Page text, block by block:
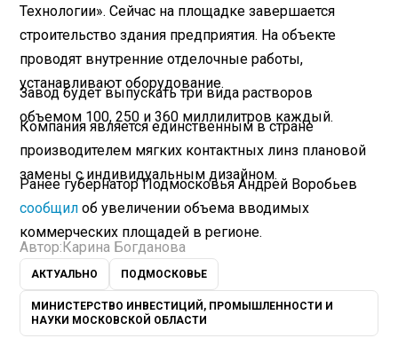
Технологии». Сейчас на площадке завершается
строительство здания предприятия. На объекте
проводят внутренние отделочные работы,
устанавливают оборудование.
Завод будет выпускать три вида растворов
объемом 100, 250 и 360 миллилитров каждый.
Компания является единственным в стране
производителем мягких контактных линз плановой
замены с индивидуальным дизайном.
Ранее губернатор Подмосковья Андрей Воробьев
сообщил об увеличении объема вводимых
коммерческих площадей в регионе.
Автор:Карина Богданова
АКТУАЛЬНО ПОДМОСКОВЬЕ
МИНИСТЕРСТВО ИНВЕСТИЦИЙ, ПРОМЫШЛЕННОСТИ И
НАУКИ МОСКОВСКОЙ ОБЛАСТИ